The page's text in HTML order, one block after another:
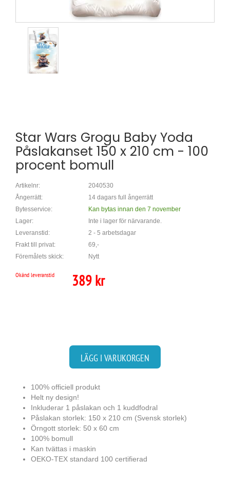
Star Wars Grogu Baby Yoda
Påslakanset 150 x 210 cm - 100
procent bomull
Artikelnr:
2040530
Ångerrätt:
14 dagars full ångerrätt
Bytesservice:
Kan bytas innan den 7 november
Lager:
Inte i lager för närvarande.
Leveranstid:
2 - 5 arbetsdagar
Frakt till privat:
69,-
Föremålets skick:
Nytt
Okänd leveranstid 389 kr
LÄGG I VARUKORGEN
100% officiell produkt
Helt ny design!
Inkluderar 1 påslakan och 1 kuddfodral
Påslakan storlek: 150 x 210 cm (Svensk storlek)
Örngott storlek: 50 x 60 cm
100% bomull
Kan tvättas i maskin
OEKO-TEX standard 100 certifierad